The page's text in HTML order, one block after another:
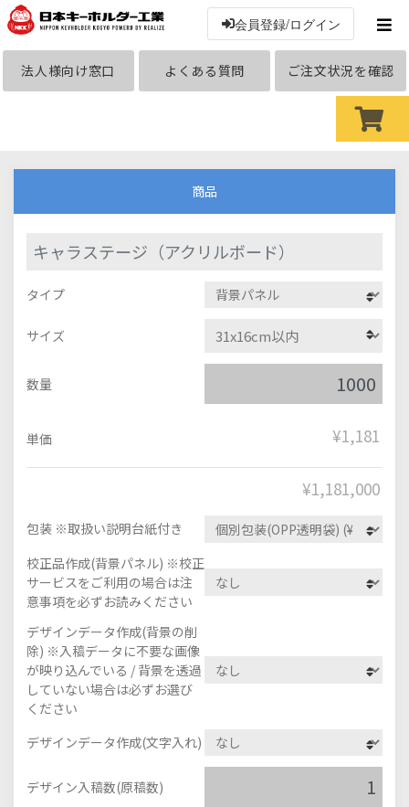
会員登録/ログイン
法人様向け窓口 よくある質問 ご注文状況を確認
商品
キャラステージ（アクリルボード）
タイプ
サイズ
数量
単価 ¥1,181
¥1,181,000
包装 ※取扱い説明台紙付き
校正品作成(背景パネル) ※校正
サービスをご利用の場合は注
意事項を必ずお読みください
デザインデータ作成(背景の削
除) ※入稿データに不要な画像
が映り込んでいる / 背景を透過
していない場合は必ずお選び
ください
デザインデータ作成(文字入れ)
デザイン入稿数(原稿数)